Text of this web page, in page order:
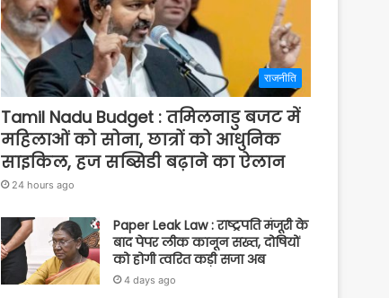
राजनीति
Tamil Nadu Budget : तमिलनाडु बजट में
महिलाओं को सोना, छात्रों को आधुनिक
साइकिल, हज सब्सिडी बढ़ाने का ऐलान
24 hours ago
Paper Leak Law : राष्ट्रपति मंजूरी के
बाद पेपर लीक कानून सख्त, दोषियों
को होगी त्वरित कड़ी सजा अब
4 days ago